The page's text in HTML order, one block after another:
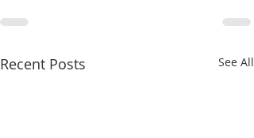
Recent Posts See All